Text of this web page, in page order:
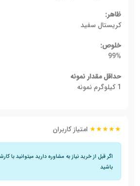
ظاهر:
کریستال سفید
خلوص:
99%
حداقل مقدار نمونه
1 کیلوگرم نمونه
★★★★★ امتیاز کاربران
اگر قبل از خرید نیاز به مشاوره دارید میتوانید با
باشید